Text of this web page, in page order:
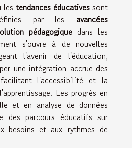
les tendances éducatives sont
par les avancées
pédagogique dans les
s'ouvre à de nouvelles
l'avenir de l'éducation,
une intégration accrue des
l'accessibilité et la
Les progrès en
et en analyse de données
des parcours éducatifs sur
besoins et aux rythmes de